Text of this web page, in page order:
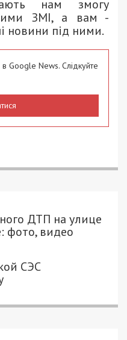
нам змогу
ЗМІ, а вам -
новини під ними.
Google News. Слідкуйте
ДТП на
Днепре: фото,